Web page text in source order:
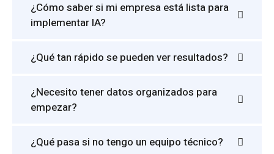
¿Cómo saber si mi empresa está lista para
implementar IA?
¿Qué tan rápido se pueden ver resultados?
¿Necesito tener datos organizados para
empezar?
¿Qué pasa si no tengo un equipo técnico?